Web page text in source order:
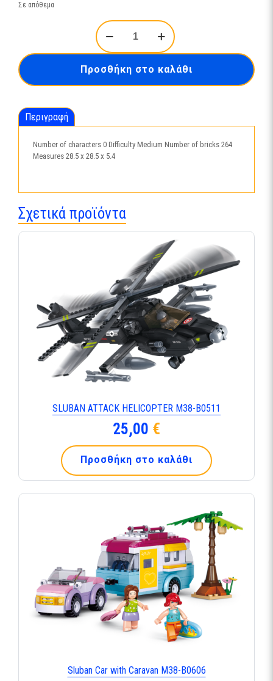
Σε απόθεμα
SLUBAN
ULTIMATE
ROBOT
Μ38Β0213
ποσότητα
Προσθήκη στο καλάθι
Περιγραφή
Number of characters 0 Difficulty Medium Number of bricks 264
Measures 28.5 x 28.5 x 5.4
Σχετικά προϊόντα
SLUBAN ATTACK HELICOPTER M38-B0511
25,00 €
Προσθήκη στο καλάθι
Sluban Car with Caravan M38-B0606